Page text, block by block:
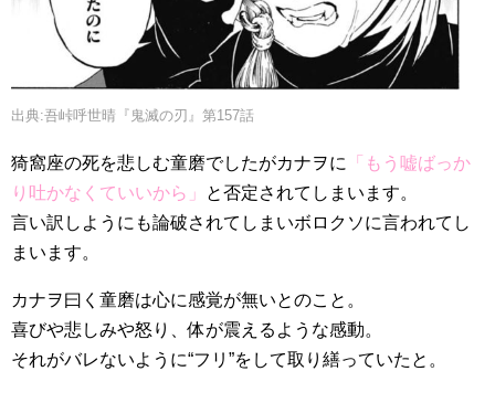
出典:吾峠呼世晴『鬼滅の刃』第157話
猗窩座の死を悲しむ童磨でしたがカナヲに
「もう嘘ばっか
り吐かなくていいから」
と否定されてしまいます。
言い訳しようにも論破されてしまいボロクソに言われてし
まいます。
カナヲ曰く童磨は心に感覚が無いとのこと。
喜びや悲しみや怒り、体が震えるような感動。
それがバレないように“フリ”をして取り繕っていたと。